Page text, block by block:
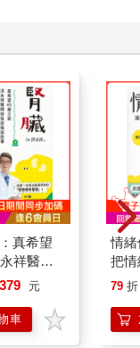
樣，享受呼朋引伴
學拖垮，始終不太
彩！我是永遠的童
會的萬年主持人，
生活的念頭，平常
因為服務生貼心的
」所以，趁著大學
毛遂自薦，不過他
大夢！
做不到幾週就會離
真希望
祥醫師
事
379 元
車
情
把
誰
79 折